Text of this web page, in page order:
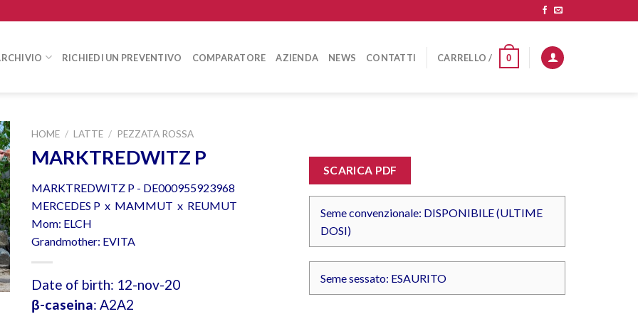
RICHIEDI UN PREVENTIVO COMPARATORE AZIENDA NEWS CONTATTI CARRELLO / 0
HOME / LATTE / PEZZATA ROSSA
MARKTREDWITZ P
MARKTREDWITZ P - DE000955923968
MERCEDES P x MAMMUT x REUMUT
Mom: ELCH
Grandmother: EVITA
Date of birth: 12-nov-20
β-caseina: A2A2
SCARICA PDF
Seme convenzionale: DISPONIBILE (ULTIME
DOSI)
Seme sessato: ESAURITO